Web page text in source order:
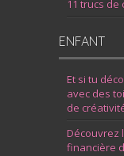
11 trucs
ENFANT
Et si tu
avec des
de
Découvrez
financière